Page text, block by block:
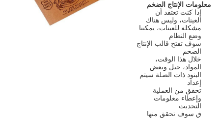
معلومات الإنتاج الضخم
إذا كنت تعتقد أن
العينات، وليس هناك
مشكلة للعينات، يمكننا
وضع النظام
سوف تفتح قالب الإنتاج
الضخم
خلال هذا الوقت،
المواد، حبل وبعض
البنود ذات الصلة سيتم
إعداد
تحقق من العملية
وإعطاء معلومات
التحديث
ق سوف تحقق منها